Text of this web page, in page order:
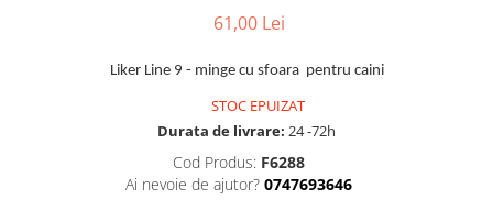
61,00 Lei
Liker Line 9 - minge cu sfoara pentru caini
STOC EPUIZAT
Durata de livrare: 24 -72h
Cod Produs: F6288
Ai nevoie de ajutor? 0747693646